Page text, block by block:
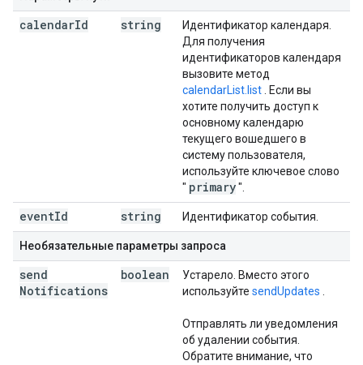
calendarId string
Идентификатор календаря.
Для получения
идентификаторов календаря
вызовите метод
calendarList.list . Если вы
хотите получить доступ к
основному календарю
текущего вошедшего в
систему пользователя,
используйте ключевое слово
" primary".
eventId string Идентификатор события.
Необязательные параметры запроса
send
Notifications
boolean
Устарело. Вместо этого
используйте sendUpdates
Отправлять ли уведомления
об удалении события.
Обратите внимание, что